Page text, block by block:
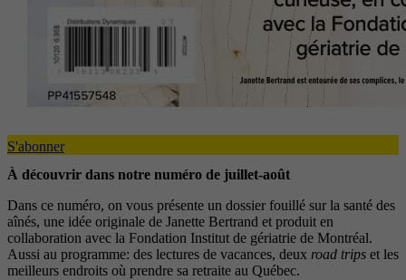
S'abonner
À découvrir dans notre numéro de juillet-août
Dans ce numéro, on vous présente un dossier fouillé sur la santé des
aînés, une idée originale de Janette Bertrand et produit en
collaboration avec la Fondation Institut de gériatrie de Montréal.
Aussi au programme: des lectures de vacances, deux road trips et les
meilleurs endroits où prendre sa retraite au Québec.